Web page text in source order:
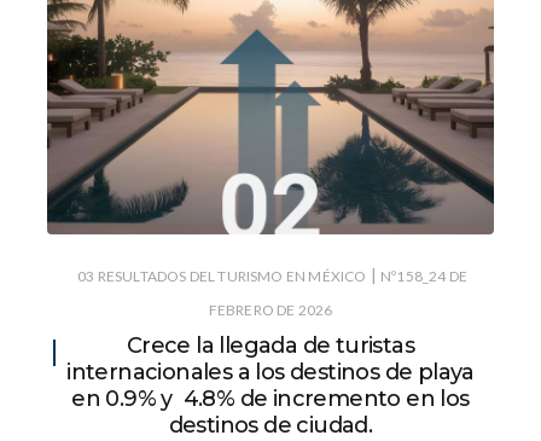
03 RESULTADOS DEL TURISMO EN MÉXICO | Nº158_24 DE
FEBRERO DE 2026
Crece la llegada de turistas
internacionales a los destinos de playa
en 0.9% y 4.8% de incremento en los
destinos de ciudad.